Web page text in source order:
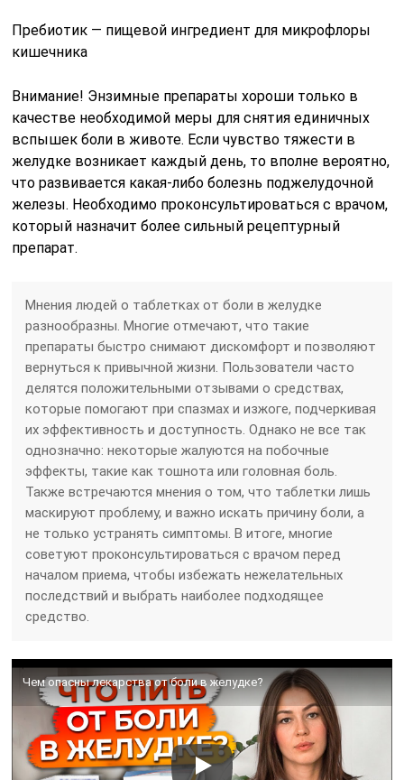
Пребиотик — пищевой ингредиент для микрофлоры
кишечника
Внимание! Энзимные препараты хороши только в
качестве необходимой меры для снятия единичных
вспышек боли в животе. Если чувство тяжести в
желудке возникает каждый день, то вполне вероятно,
что развивается какая-либо болезнь поджелудочной
железы. Необходимо проконсультироваться с врачом,
который назначит более сильный рецептурный
препарат.
Мнения людей о таблетках от боли в желудке
разнообразны. Многие отмечают, что такие
препараты быстро снимают дискомфорт и позволяют
вернуться к привычной жизни. Пользователи часто
делятся положительными отзывами о средствах,
которые помогают при спазмах и изжоге, подчеркивая
их эффективность и доступность. Однако не все так
однозначно: некоторые жалуются на побочные
эффекты, такие как тошнота или головная боль.
Также встречаются мнения о том, что таблетки лишь
маскируют проблему, и важно искать причину боли, а
не только устранять симптомы. В итоге, многие
советуют проконсультироваться с врачом перед
началом приема, чтобы избежать нежелательных
последствий и выбрать наиболее подходящее
средство.
Чем опасны лекарства от боли в желудке?